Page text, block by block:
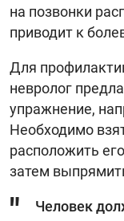
на позвонки
приводит к
Для
невролог
упражнение,
Необходимо
расположить
затем
Человек